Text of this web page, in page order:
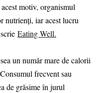
motiv, organismul
nutrienți, iar acest lucru
Eating Well.
un număr mare de calorii
frecvent sau
de grăsime în jurul